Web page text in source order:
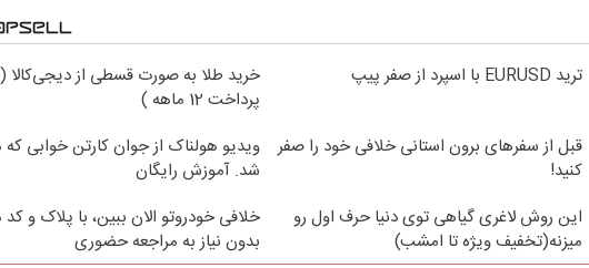
ترید EURUSD با اسپرد از صفر پیپ
خرید طلا به صورت قسطی از دیجی‌کالا (
پرداخت 12 ماهه )
قبل از سفرهای برون استانی خلافی خود را صفر
کنید!
ویدیو هولناک از جوان کارتن خوابی که
شد. آموزش رایگان
این روش لاغری گیاهی توی دنیا حرف اول رو
میزنه(تخفیف ویژه تا امشب)
خلافی خودروتو الان ببین، با پلاک و کد
بدون نیاز به مراجعه حضوری